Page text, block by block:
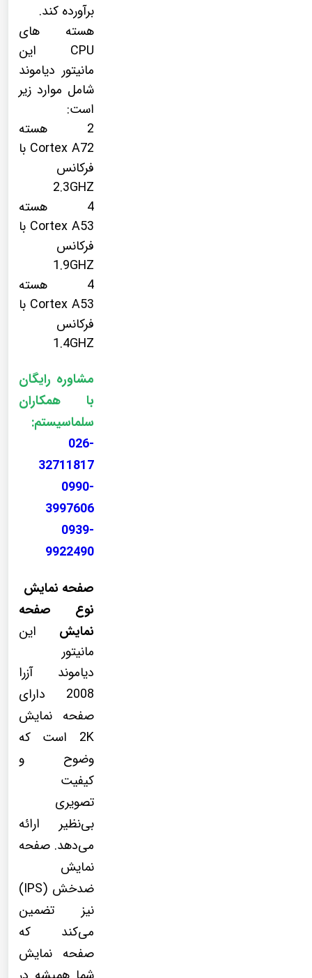
برآورده کند.
هسته های
CPU این
مانیتور دیاموند
شامل موارد زیر
است:
2 هسته
Cortex A72 با
فرکانس
2.3GHZ
4 هسته
Cortex A53 با
فرکانس
1.9GHZ
4 هسته
Cortex A53 با
فرکانس
1.4GHZ
مشاوره رایگان
با همکاران
سلماسیستم:
026-
32711817
0990-
3997606
0939-
9922490
صفحه نمایش
نوع صفحه
نمایش این
مانیتور
دیاموندآزرا
2008 دارای
صفحه نمایش
2K است که
وضوح و
کیفیت
تصویری
بی‌نظیر ارائه
می‌دهد. صفحه
نمایش
ضدخش (IPS)
نیز تضمین
می‌کند که
صفحه نمایش